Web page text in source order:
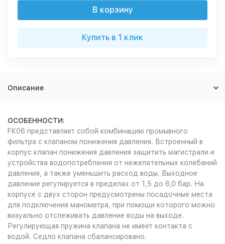
В корзину
Купить в 1 клик
Описание
ОСОБЕННОСТИ:
FK06 представляет собой комбинацию промывного
фильтра с клапаном понижения давления. Встроенный в
корпус клапан понижения давления защитить магистрали и
устройства водопотребления от нежелательных колебаний
давления, а также уменьшить расход воды. Выходное
давление регулируется в пределах от 1,5 до 6,0 бар. На
корпусе с двух сторон предусмотрены посадочные места
для подключения манометра, при помощи которого можно
визуально отслеживать давление воды на выходе.
Регулирующая пружина клапана не имеет контакта с
водой. Седло клапана сбалансировано.